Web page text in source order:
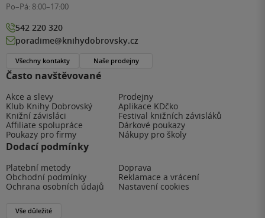
Často navštěvované
Akce a slevy
Prodejny
Klub Knihy Dobrovský
Aplikace KDčko
Knižní závisláci
Festival knižních závisláků
Affiliate spolupráce
Dárkové poukazy
Poukazy pro firmy
Nákupy pro školy
Dodací podmínky
Platební metody
Doprava
Obchodní podmínky
Reklamace a vrácení
Ochrana osobních údajů
Nastavení cookies
Vše důležité
Po–Pá: 8:00–17:00
542 220 320
poradime@knihydobrovsky.cz
Všechny kontakty Naše prodejny